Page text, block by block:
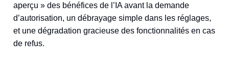
aperçu » des bénéfices de l’IA avant la demande
d’autorisation, un débrayage simple dans les réglages,
et une dégradation gracieuse des fonctionnalités en cas
de refus.